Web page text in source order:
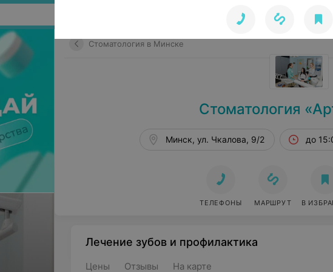
Стоматология в Минске
Стоматология
Минск, ул. Чкалова, 9/2 до
ТЕЛЕФОНЫ МАРШРУТ В
Лечение зубов и профилактика
Цены Отзывы На карте